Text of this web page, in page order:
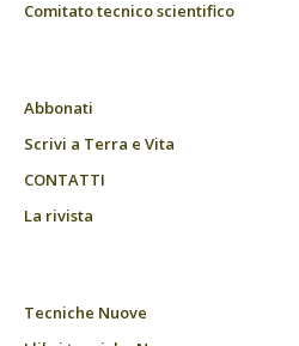
Comitato tecnico scientifico
Abbonati
Scrivi a Terra e Vita
CONTATTI
La rivista
Tecniche Nuove